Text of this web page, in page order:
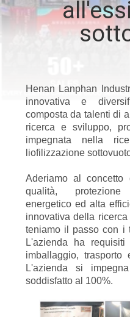
FABBRICA
CONTROLLO
QUALITÀ
CONTATTICI
UNA
CITAZIONE
MAPPA
DEL
SITO
Henan Lanphan
innovativa e
composta da talenti di
ricerca e sviluppo,
impegnata nella
liofilizzazione
Aderiamo al
qualità,
energetico ed alta
innovativa della
teniamo il passo con i
L'azienda ha
imballaggio,
L'azienda si
soddisfatto al 100%.